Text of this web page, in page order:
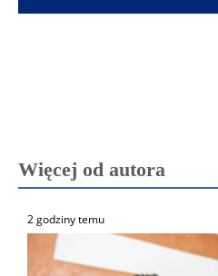
Więcej od autora
2 godziny temu